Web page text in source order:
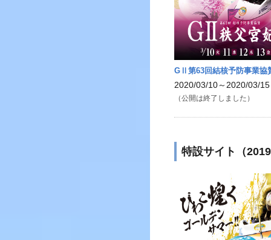
GⅡ第63回結核予防事業協
2020/03/10～2020/03/15
（公開は終了しました）
特設サイト（